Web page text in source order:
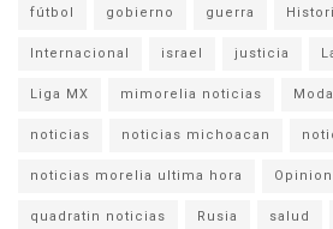
fútbol gobierno guerra
Internacional israel justicia
Liga MX mimorelia noticias Moda
noticias noticias michoacan
noticias morelia ultima hora Opinion
quadratin noticias Rusia salud